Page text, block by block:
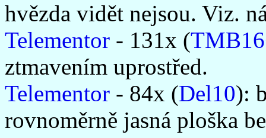
hvězda vidět nejsou. Viz.
Telementor - 131x (
ztmavením uprostřed.
Telementor - 84x (Del10):
rovnoměrně jasná ploška